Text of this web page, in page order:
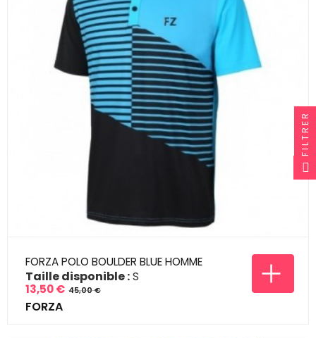
FORZA POLO BOULDER BLUE HOMME
Prix
13,50 €
Prix
de
45,00 €
Taille disponible :S
FORZA
FILTRER